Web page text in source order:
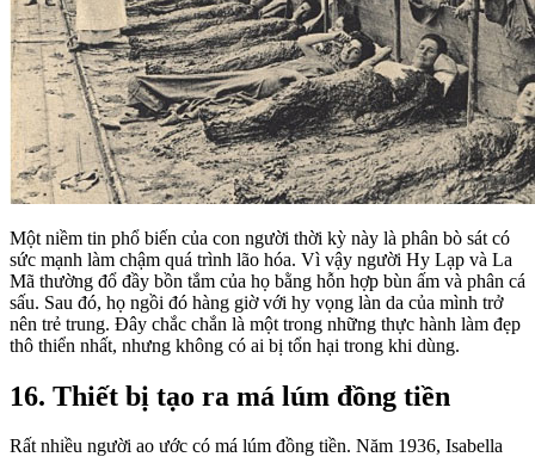
Một niềm tin phổ biến của con người thời kỳ này là phân bò sát có
sức mạnh làm chậm quá trình lão hóa. Vì vậy người Hy Lạp và La
Mã thường đổ đầy bồn tắm của họ bằng hỗn hợp bùn ấm và phân cá
sấu. Sau đó, họ ngồi đó hàng giờ với hy vọng làn da của mình trở
nên trẻ trung. Đây chắc chắn là một trong những thực hành làm đẹp
thô thiển nhất, nhưng không có ai bị tổn hại trong khi dùng.
16. Thiết bị tạo ra má lúm đồng tiền
Rất nhiều người ao ước có má lúm đồng tiền. Năm 1936, Isabella